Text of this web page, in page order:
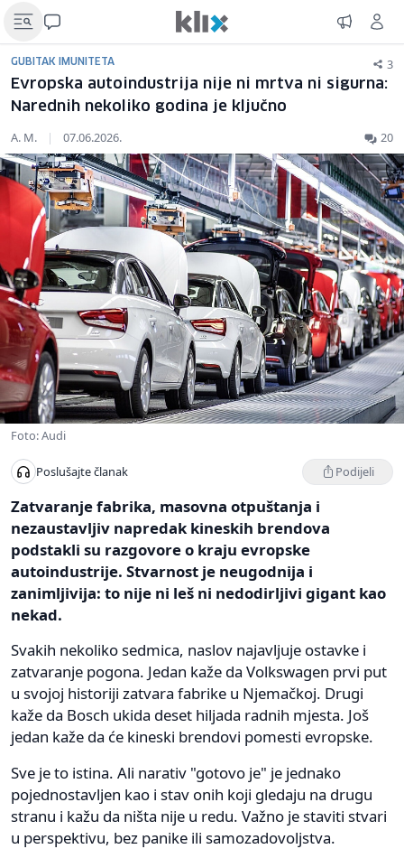
GUBITAK IMUNITETA 3
Evropska autoindustrija nije ni mrtva ni sigurna:
Narednih nekoliko godina je ključno
A. M. | 07.06.2026. 20
Foto: Audi
Poslušajte članak Podijeli
Zatvaranje fabrika, masovna otpuštanja i
nezaustavljiv napredak kineskih brendova
podstakli su razgovore o kraju evropske
autoindustrije. Stvarnost je neugodnija i
zanimljivija: to nije ni leš ni nedodirljivi gigant kao
nekad.
Svakih nekoliko sedmica, naslov najavljuje ostavke i
zatvaranje pogona. Jedan kaže da Volkswagen prvi put
u svojoj historiji zatvara fabrike u Njemačkoj. Drugi
kaže da Bosch ukida deset hiljada radnih mjesta. Još
jedan kaže da će kineski brendovi pomesti evropske.
Sve je to istina. Ali narativ "gotovo je" je jednako
pojednostavljen kao i stav onih koji gledaju na drugu
stranu i kažu da ništa nije u redu. Važno je staviti stvari
u perspektivu, bez panike ili samozadovoljstva.